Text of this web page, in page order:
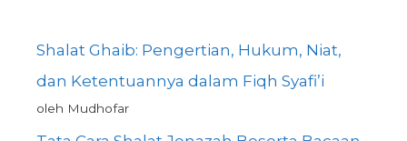
Shalat Ghaib: Pengertian, Hukum, Niat,
dan Ketentuannya dalam Fiqh Syafi’i
oleh Mudhofar